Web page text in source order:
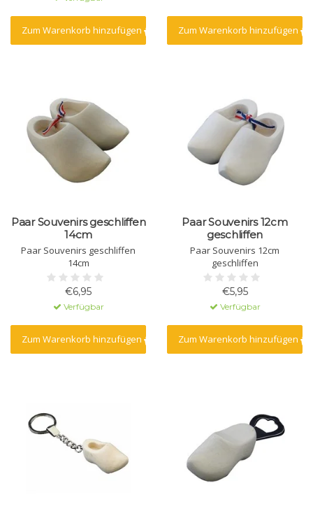
Zum Warenkorb hinzufügen Zum Warenkorb hinzufügen
Paar Souvenirs geschliffen
14cm
Paar Souvenirs geschliffen
14cm
€6,95
Verfügbar
Zum Warenkorb hinzufügen
Paar Souvenirs 12cm
geschliffen
Paar Souvenirs 12cm
geschliffen
€5,95
Verfügbar
Zum Warenkorb hinzufügen